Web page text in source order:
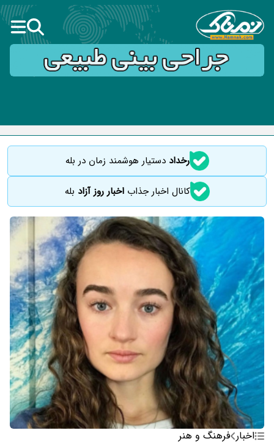
رخداددستیار هوشمند زمان در بله
کانال اخبار جذاباخبار روز آزاد بله
اخبار فرهنگ و هنر